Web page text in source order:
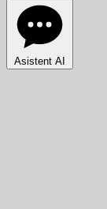
Asistent AI